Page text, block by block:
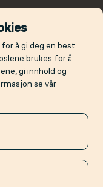
å gi deg en best
brukes for å
gi innhold og
se vår